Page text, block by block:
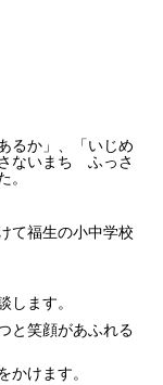
るか」、「いじめ
ないまち ふっさ
。
て福生の小中学校
します。
と笑顔があふれる
かけます。